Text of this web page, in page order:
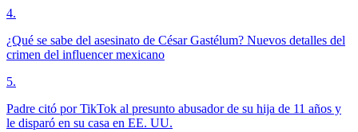
4.
¿Qué se sabe del asesinato de César Gastélum? Nuevos detalles del
crimen del influencer mexicano
5.
Padre citó por TikTok al presunto abusador de su hija de 11 años y
le disparó en su casa en EE. UU.